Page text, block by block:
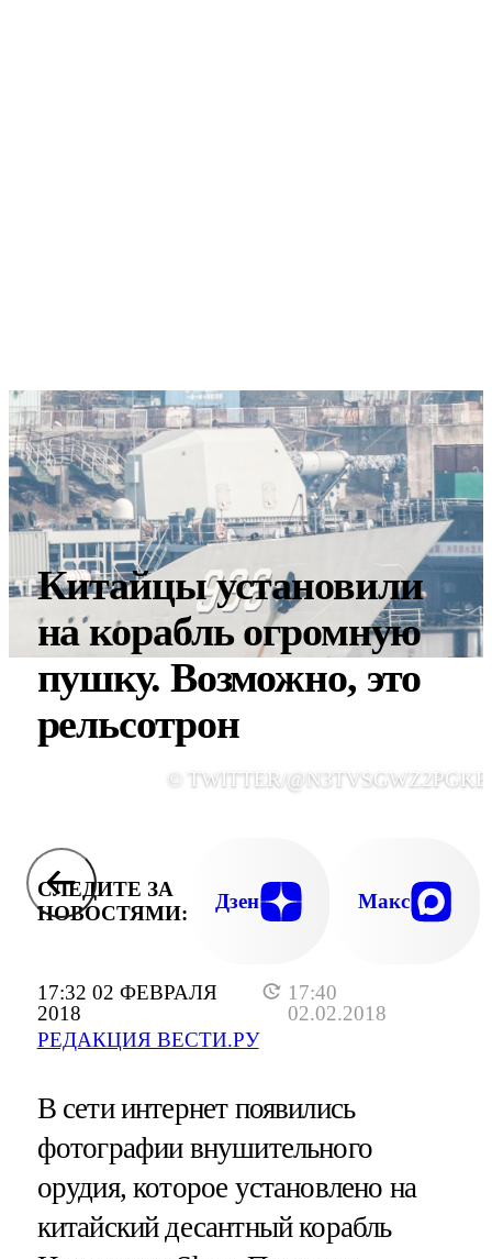
17:32 02 ФЕВРАЛЯ
2018
17:40
02.02.2018
РЕДАКЦИЯ ВЕСТИ.РУ
Китайцы установили
на корабль огромную
пушку. Возможно, это
рельсотрон
© TWITTER/
СЛЕДИТЕ ЗА
НОВОСТЯМИ:
Дзен Макс
В сети интернет появились
фотографии внушительного
орудия, которое установлено на
китайский десантный корабль